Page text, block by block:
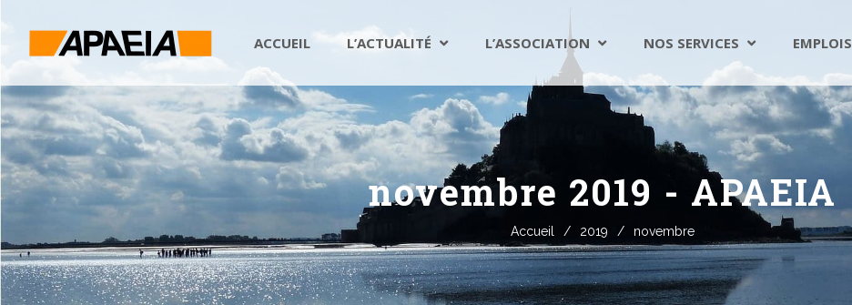
ACCUEIL L’ACTUALITÉ L’ASSOCIATION NOS SERVICES EMPLOIS
novembre 2019 - APAEIA
Accueil / 2019 / novembre